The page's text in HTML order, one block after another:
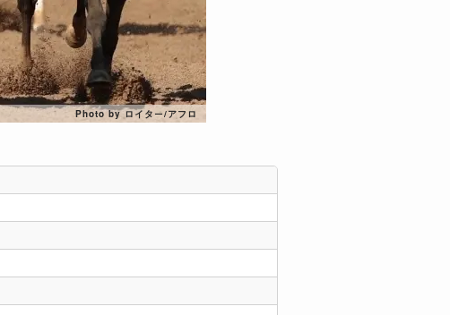
Photo by ロイター/アフロ